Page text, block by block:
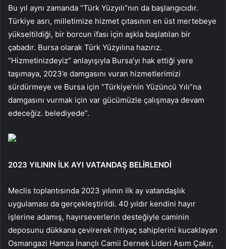
Bu yıl aynı zamanda “Türk Yüzyılı”nın da başlangıcıdır.
Türkiye asrı, milletimize hizmet çıtasının en üst mertebeye
yükseltildiği, bir borcun ifası için aşkla başlatılan bir
çabadır. Bursa olarak Türk Yüzyılına hazırız.
“Hizmetinizdeyiz” anlayışıyla Bursa’yı hak ettiği yere
taşımaya, 2023’e damgasını vuran hizmetlerimizi
sürdürmeye ve Bursa için “Türkiye’nin Yüzüncü Yılı”na
damgasını vurmak için var gücümüzle çalışmaya devam
edeceğiz. belediyede”.
2023 YILININ İLK AYI VATANDAŞ BELİRLENDİ
Meclis toplantısında 2023 yılının ilk ay vatandaşlık
uygulaması da gerçekleştirildi. 40 yıldır kendini hayır
işlerine adamış, hayırseverlerin desteğiyle caminin
deposunu dükkana çevirerek ihtiyaç sahiplerini kucaklayan
Osmangazi Hamza İnançlı Camii Dernek Lideri Asım Çakır,